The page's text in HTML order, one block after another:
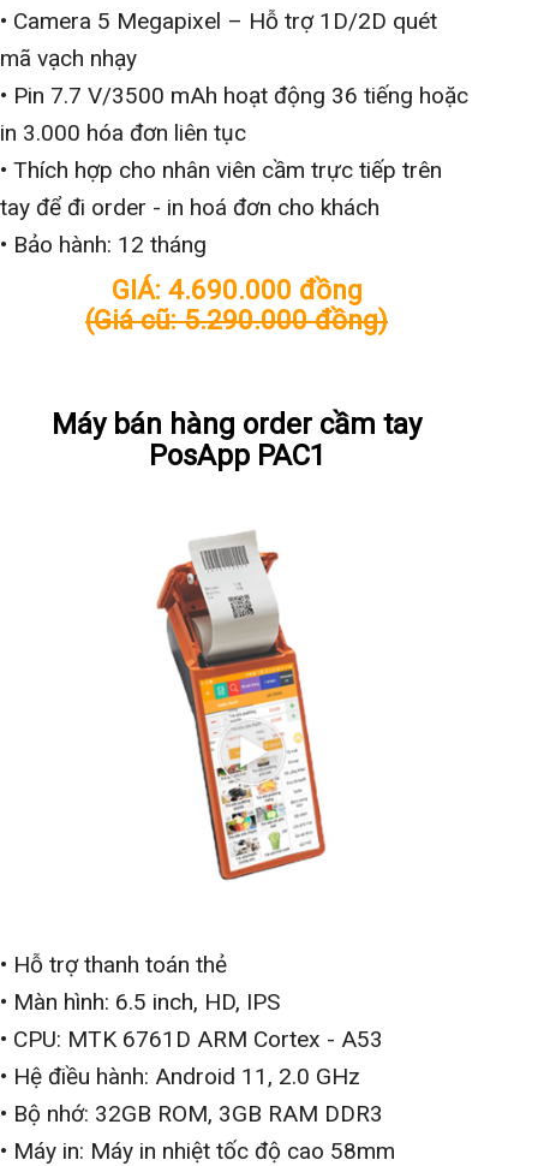
• Camera 5 Megapixel – Hỗ trợ 1D/2D quét
mã vạch nhạy
• Pin 7.7 V/3500 mAh hoạt động 36 tiếng hoặc
in 3.000 hóa đơn liên tục
• Thích hợp cho nhân viên cầm trực tiếp trên
tay để đi order - in hoá đơn cho khách
• Bảo hành: 12 tháng
GIÁ: 4.690.000 đồng
(Giá cũ: 5.290.000 đồng)
Máy bán hàng order cầm tay
PosApp PAC1
• Hỗ trợ thanh toán thẻ
• Màn hình: 6.5 inch, HD, IPS
• CPU: MTK 6761D ARM Cortex - A53
• Hệ điều hành: Android 11, 2.0 GHz
• Bộ nhớ: 32GB ROM, 3GB RAM DDR3
• Máy in: Máy in nhiệt tốc độ cao 58mm